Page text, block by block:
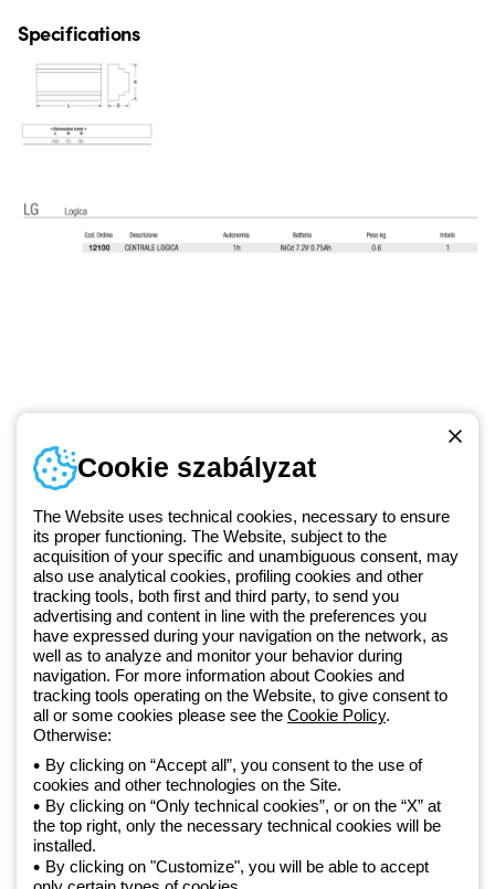
Specifications
Since 2025, Beghelli has been part of the GEWISS Group, within the
GEWISS LightZone ecosystem, where we develop integrated
lighting solutions that transform complexity into simplicity, supporting
professionals and end users in meeting their needs. Discover more
about GEWISS
Telefonszám
Hétfőtől-péntekig: 8.00-16.30
1 951 3194
Adatvédelmi szabályzat
Cookie szabályzat
Általános szerződési feltételek
Minden szabályzat
Accessibility
Cookie szabályzat
The Website uses technical cookies, necessary to ensure
its proper functioning. The Website, subject to the
acquisition of your specific and unambiguous consent, may
also use analytical cookies, profiling cookies and other
tracking tools, both first and third party, to send you
advertising and content in line with the preferences you
have expressed during your navigation on the network, as
well as to analyze and monitor your behavior during
navigation. For more information about Cookies and
tracking tools operating on the Website, to give consent to
all or some cookies please see the Cookie Policy.
Otherwise:
By clicking on “Accept all”, you consent to the use of
cookies and other technologies on the Site.
By clicking on “Only technical cookies”, or on the “X” at
the top right, only the necessary technical cookies will be
installed.
By clicking on "Customize", you will be able to accept